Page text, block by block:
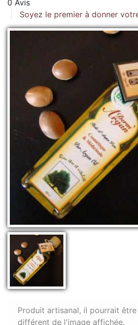
0 Avis
Soyez le premier à donner
Produit artisanal, il pourrait
différent de l'image affichée.